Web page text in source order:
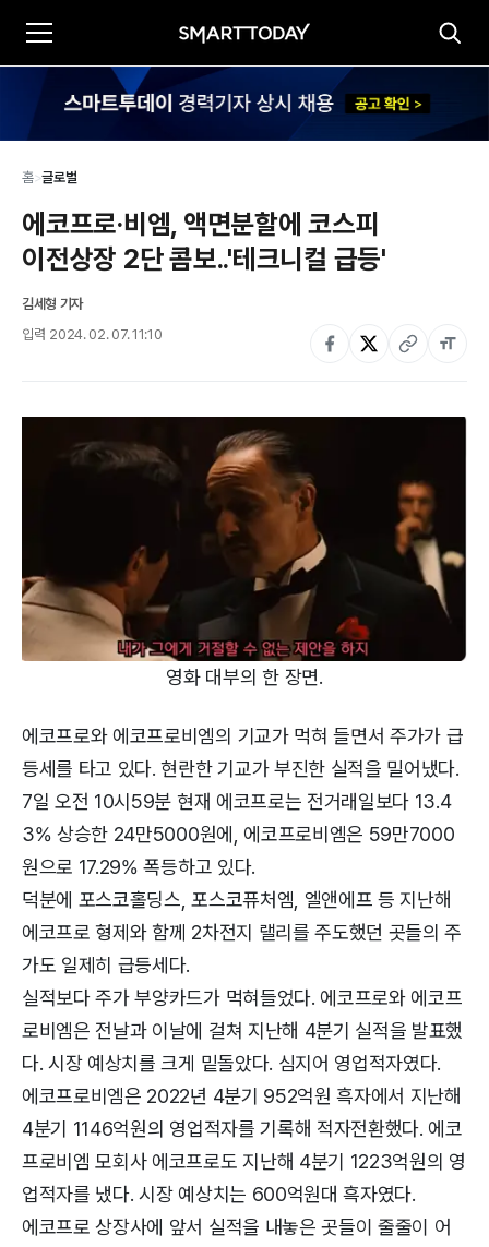
홈>글로벌
에코프로·비엠, 액면분할에 코스피
이전상장 2단 콤보..'테크니컬 급등'
김세형 기자
입력 2024. 02. 07. 11:10
영화 대부의 한 장면.
에코프로와 에코프로비엠의 기교가 먹혀 들면서 주가가 급
등세를 타고 있다. 현란한 기교가 부진한 실적을 밀어냈다.
7일 오전 10시59분 현재 에코프로는 전거래일보다 13.4
3% 상승한 24만5000원에, 에코프로비엠은 59만7000
원으로 17.29% 폭등하고 있다.
덕분에 포스코홀딩스, 포스코퓨처엠, 엘앤에프 등 지난해
에코프로 형제와 함께 2차전지 랠리를 주도했던 곳들의 주
가도 일제히 급등세다.
실적보다 주가 부양카드가 먹혀들었다. 에코프로와 에코프
로비엠은 전날과 이날에 걸쳐 지난해 4분기 실적을 발표했
다. 시장 예상치를 크게 밑돌았다. 심지어 영업적자였다.
에코프로비엠은 2022년 4분기 952억원 흑자에서 지난해
4분기 1146억원의 영업적자를 기록해 적자전환했다. 에코
프로비엠 모회사 에코프로도 지난해 4분기 1223억원의 영
업적자를 냈다. 시장 예상치는 600억원대 흑자였다.
에코프로 상장사에 앞서 실적을 내놓은 곳들이 줄줄이 어